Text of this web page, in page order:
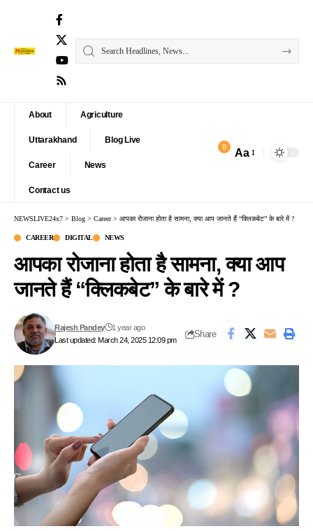
About Agriculture
Uttarakhand Blog Live
Career News
Contact us
8 Aa
NEWSLIVE24x7 > Blog > Career> आपका रोजाना होता है सामना, क्या आप जानते हैं “क्लिकबेट” के बारे में ?
CAREER DIGITAL NEWS
आपका रोजाना होता है सामना, क्या आप
जानते हैं “क्लिकबेट” के बारे में ?
Last updated: March 24, 2025 12:09 pm
Rajesh Pandey 1 year ago
Share